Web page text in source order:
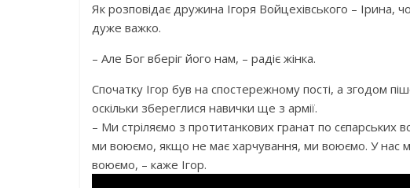
Як розповідає дружина Ігоря Войцехівського – Ірина,
дуже важко.
– Але Бог вберіг його нам, – радіє жінка.
Спочатку Ігор був на спостережному пості, а згодом
оскільки збереглися навички ще з армії.
– Ми стріляємо з протитанкових гранат по сєпарських
ми воюємо, якщо не має харчування, ми воюємо. У
воюємо, – каже Ігор.